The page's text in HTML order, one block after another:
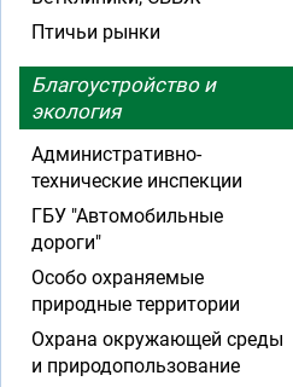
Птичьи рынки
Благоустройство и
экология
Административно-
технические инспекции
ГБУ "Автомобильные
дороги"
Особо охраняемые
природные территории
Охрана окружающей среды
и природопользование